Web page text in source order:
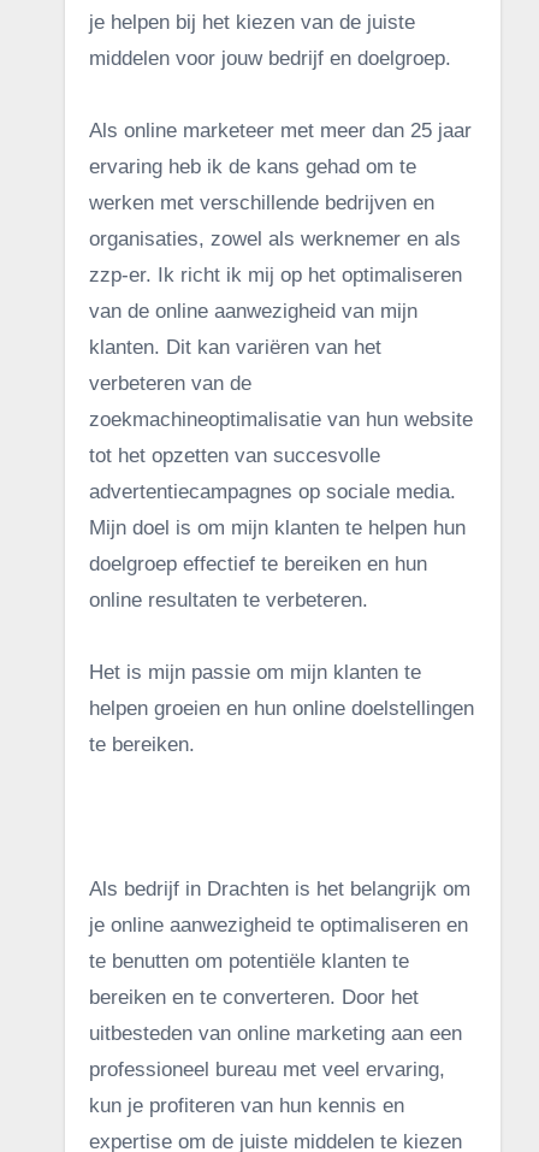
je helpen bij het kiezen van de juiste
middelen voor jouw bedrijf en doelgroep.
Als online marketeer met meer dan 25 jaar
ervaring heb ik de kans gehad om te
werken met verschillende bedrijven en
organisaties, zowel als werknemer en als
zzp-er. Ik richt ik mij op het optimaliseren
van de online aanwezigheid van mijn
klanten. Dit kan variëren van het
verbeteren van de
zoekmachineoptimalisatie van hun website
tot het opzetten van succesvolle
advertentiecampagnes op sociale media.
Mijn doel is om mijn klanten te helpen hun
doelgroep effectief te bereiken en hun
online resultaten te verbeteren.
Het is mijn passie om mijn klanten te
helpen groeien en hun online doelstellingen
te bereiken.
Als bedrijf in Drachten is het belangrijk om
je online aanwezigheid te optimaliseren en
te benutten om potentiële klanten te
bereiken en te converteren. Door het
uitbesteden van online marketing aan een
professioneel bureau met veel ervaring,
kun je profiteren van hun kennis en
expertise om de juiste middelen te kiezen